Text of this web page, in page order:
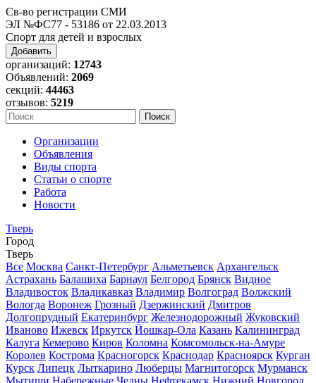
Св-во регистрации СМИ
ЭЛ №ФС77 - 53186 от 22.03.2013
Спорт для детей и взрослых
Добавить
организаций: 12743
Объявлений: 2069
секций: 44463
отзывов: 5219
Организации
Объявления
Виды спорта
Статьи о спорте
Работа
Новости
Тверь
Город
Тверь
Все Москва Санкт-Петербург Альметьевск Архангельск
Астрахань Балашиха Барнаул Белгород Брянск Видное
Владивосток Владикавказ Владимир Волгоград Волжский
Вологда Воронеж Грозный Дзержинский Дмитров
Долгопрудный Екатеринбург Железнодорожный Жуковский
Иваново Ижевск Иркутск Йошкар-Ола Казань Калининград
Калуга Кемерово Киров Коломна Комсомольск-на-Амуре
Королев Кострома Красногорск Краснодар Красноярск Курган
Курск Липецк Лыткарино Люберцы Магнитогорск Мурманск
Мытищи Набережные Челны Нефтекамск Нижний Новгород